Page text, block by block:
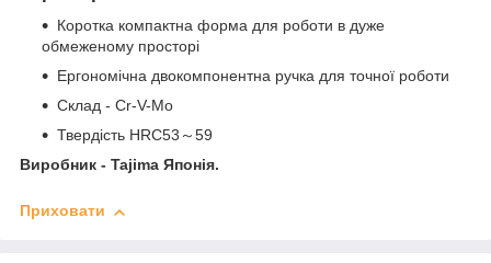
Коротка компактна форма для роботи в дуже
обмеженому просторі
Ергономічна двокомпонентна ручка для точної роботи
Склад - Cr-V-Mo
Твердість НRC53～59
Виробник - Tajima Японія.
Приховати